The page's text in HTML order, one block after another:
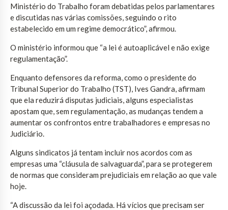
Ministério do Trabalho foram debatidas pelos parlamentares
e discutidas nas várias comissões, seguindo o rito
estabelecido em um regime democrático”, afirmou.
O ministério informou que “a lei é autoaplicável e não exige
regulamentação”.
Enquanto defensores da reforma, como o presidente do
Tribunal Superior do Trabalho (TST), Ives Gandra, afirmam
que ela reduzirá disputas judiciais, alguns especialistas
apostam que, sem regulamentação, as mudanças tendem a
aumentar os confrontos entre trabalhadores e empresas no
Judiciário.
Alguns sindicatos já tentam incluir nos acordos com as
empresas uma “cláusula de salvaguarda”, para se protegerem
de normas que consideram prejudiciais em relação ao que vale
hoje.
“A discussão da lei foi açodada. Há vícios que precisam ser